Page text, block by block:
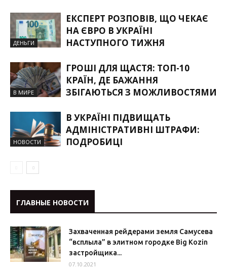
ДЕНЬГИ
ЕКСПЕРТ РОЗПОВІВ, ЩО ЧЕКАЄ
НА ЄВРО В УКРАЇНІ
НАСТУПНОГО ТИЖНЯ
В МИРЕ
ГРОШІ ДЛЯ ЩАСТЯ: ТОП-10
КРАЇН, ДЕ БАЖАННЯ
ЗБІГАЮТЬСЯ З МОЖЛИВОСТЯМИ
НОВОСТИ
В УКРАЇНІ ПІДВИЩАТЬ
АДМІНІСТРАТИВНІ ШТРАФИ:
ПОДРОБИЦІ
ГЛАВНЫЕ НОВОСТИ
Захваченная рейдерами земля Самусева
“всплыла” в элитном городке Big Kozin
застройщика...
07.10.2021